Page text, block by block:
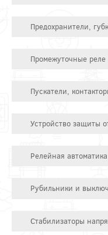
Предохранители,
Промежуточные реле
Пускатели,
Устройство защиты
Релейная автоматика
Рубильники и
Стабилизаторы